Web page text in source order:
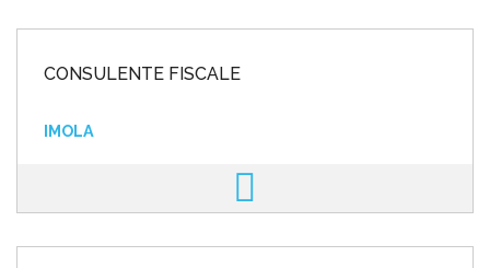
CONSULENTE FISCALE
IMOLA